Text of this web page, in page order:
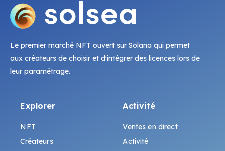
Le premier marché NFT ouvert sur Solana qui permet
aux créateurs de choisir et d'intégrer des licences lors de
leur paramétrage.
Explorer
NFT
Créateurs
Activité
Ventes en direct
Activité